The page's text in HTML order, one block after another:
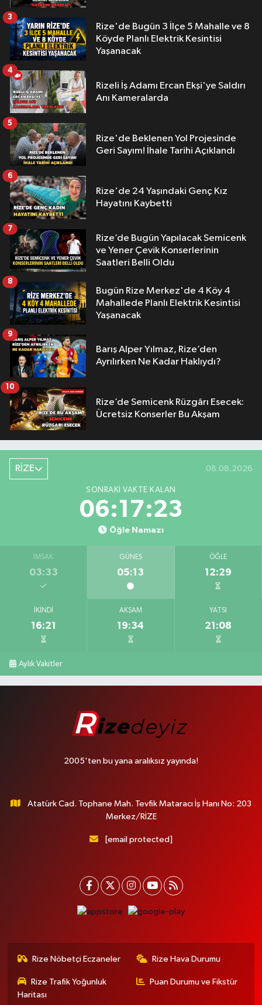
Rize'de Bugün 3 İlçe 5 Mahalle ve 8
Köyde Planlı Elektrik Kesintisi
Yaşanacak
3
Rizeli İş Adamı Ercan Ekşi'ye Saldırı
Anı Kameralarda
4
Rize'de Beklenen Yol Projesinde
Geri Sayım! İhale Tarihi Açıklandı
5
Rize'de 24 Yaşındaki Genç Kız
Hayatını Kaybetti
6
Rize’de Bugün Yapılacak Semicenk
ve Yener Çevik Konserlerinin
Saatleri Belli Oldu
7
Bugün Rize Merkez'de 4 Köy 4
Mahallede Planlı Elektrik Kesintisi
Yaşanacak
8
Barış Alper Yılmaz, Rize’den
Ayrılırken Ne Kadar Haklıydı?
9
Rize’de Semicenk Rüzgârı Esecek:
Ücretsiz Konserler Bu Akşam
10
RİZE 08.08.2026
SONRAKI VAKTE KALAN
06:17:22
Öğle Namazı
İMSAK
03:33
GÜNEŞ
05:13
ÖĞLE
12:29
İKINDI
16:21
AKŞAM
19:34
YATSI
21:08
Aylık Vakitler
2005'ten bu yana aralıksız yayında!
Atatürk Cad. Tophane Mah. Tevfik Mataracı İş Hanı No: 203
Merkez/RİZE
[email protected]
Rize Nöbetçi Eczaneler Rize Hava Durumu
Rize Trafik Yoğunluk
Haritası
Puan Durumu ve Fikstür